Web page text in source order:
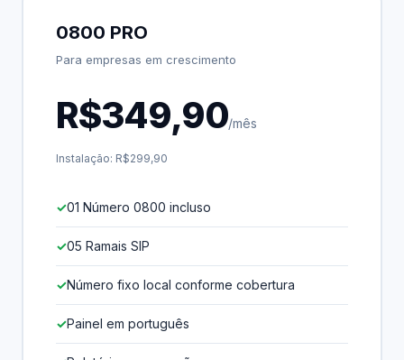
0800 PRO
Para empresas em crescimento
R$349,90/mês
Instalação: R$299,90
01 Número 0800 incluso
05 Ramais SIP
Número fixo local conforme cobertura
Painel em português